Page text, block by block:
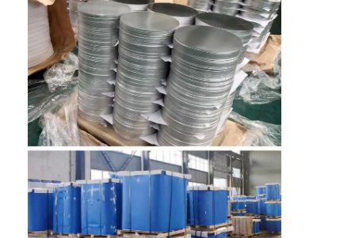
Para casa
Produtos
Sobre nós
Visita à Fábrica
Controle de qualidade